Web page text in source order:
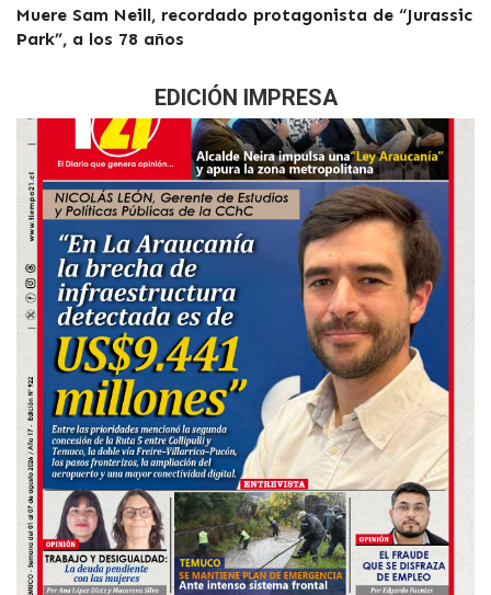
Muere Sam Neill, recordado protagonista de “Jurassic
Park”, a los 78 años
EDICIÓN IMPRESA